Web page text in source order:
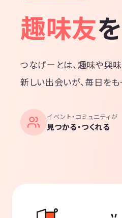
趣味友
つなげーとは、趣味や興味
新しい出会いが、毎日をも
イベント・コミュニティが
見つかる・つくれる